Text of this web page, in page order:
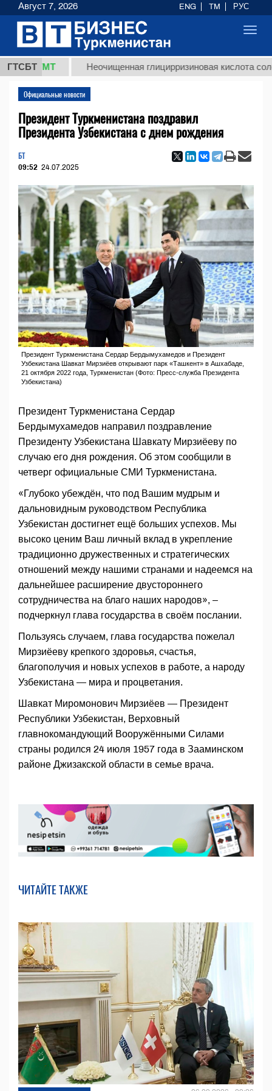
ГТСБТ
ТМТ Неочищенная глицирризиновая кислота
Официальные новости
Президент Туркменистана поздравил
Президента Узбекистана с днем рождения
БТ
09:52 24.07.2025
Президент Туркменистана Сердар Бердымухамедов и Президент
Узбекистана Шавкат Мирзиёев открывают парк «Ташкент» в Ашхабаде,
21 октября 2022 года, Туркменистан (Фото: Пресс-служба Президента
Узбекистана)
Президент Туркменистана Сердар
Бердымухамедов направил поздравление
Президенту Узбекистана Шавкату Мирзиёеву по
случаю его дня рождения. Об этом сообщили в
четверг официальные СМИ Туркменистана.
«Глубоко убеждён, что под Вашим мудрым и
дальновидным руководством Республика
Узбекистан достигнет ещё больших успехов. Мы
высоко ценим Ваш личный вклад в укрепление
традиционно дружественных и стратегических
отношений между нашими странами и надеемся на
дальнейшее расширение двустороннего
сотрудничества на благо наших народов», –
подчеркнул глава государства в своём послании.
Пользуясь случаем, глава государства пожелал
Мирзиёеву крепкого здоровья, счастья,
благополучия и новых успехов в работе, а народу
Узбекистана — мира и процветания.
Шавкат Миромонович Мирзиёев — Президент
Республики Узбекистан, Верховный
главнокомандующий Вооружёнными Силами
страны родился 24 июля 1957 года в Зааминском
районе Джизакской области в семье врача.
ЧИТАЙТЕ ТАКЖЕ
Август 7, 2026 ENG TM РУС